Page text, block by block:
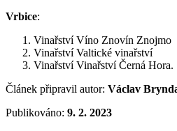
Vrbice:
Vinařství Víno Znovín Znojmo
Vinařství Valtické vinařství
Vinařství Vinařství Černá Hora.
Článek připravil autor: Václav
Publikováno: 9. 2. 2023